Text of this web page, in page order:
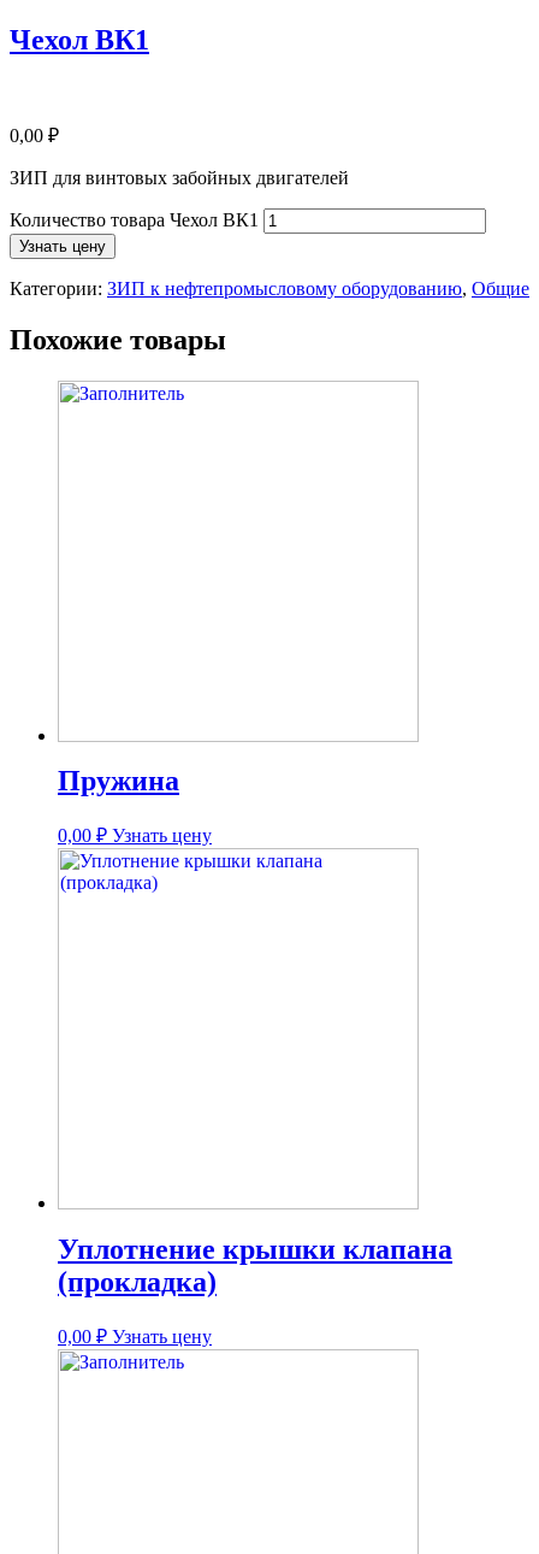
Чехол ВК1
0,00 ₽
ЗИП для винтовых забойных двигателей
Количество товара Чехол ВК1
Узнать цену
Категории: ЗИП к нефтепромысловому оборудованию, Общие
Похожие товары
Пружина
0,00 ₽ Узнать цену
Уплотнение крышки клапана
(прокладка)
0,00 ₽ Узнать цену